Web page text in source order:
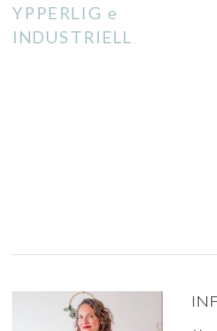
YPPERLIG e
INDUSTRIELL